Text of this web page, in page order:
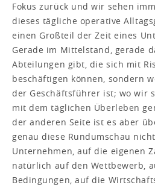
Fokus zurück und wir sehen
dieses tägliche operative
einen Großteil der Zeit eines
Gerade im Mittelstand, gerade
Abteilungen gibt, die sich mit
beschäftigen können, sondern
der Geschäftsführer ist; wo wir
mit dem täglichen Überleben
der anderen Seite ist es aber
genau diese Rundumschau
Unternehmen, auf die eigenen
natürlich auf den Wettbewerb,
Bedingungen, auf die